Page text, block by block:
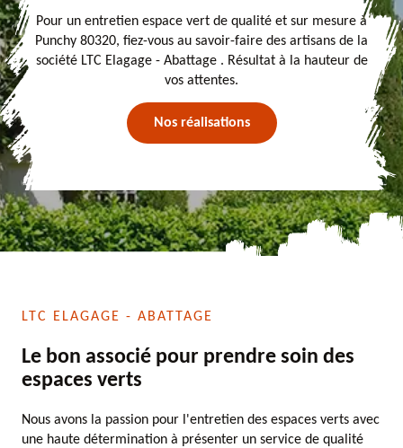
Pour un entretien espace vert de qualité et sur mesure à
Punchy 80320, fiez-vous au savoir-faire des artisans de la
société LTC Elagage - Abattage . Résultat à la hauteur de
vos attentes.
Nos réalisations
LTC ELAGAGE - ABATTAGE
Le bon associé pour prendre soin des
espaces verts
Nous avons la passion pour l'entretien des espaces verts avec
une haute détermination à présenter un service de qualité